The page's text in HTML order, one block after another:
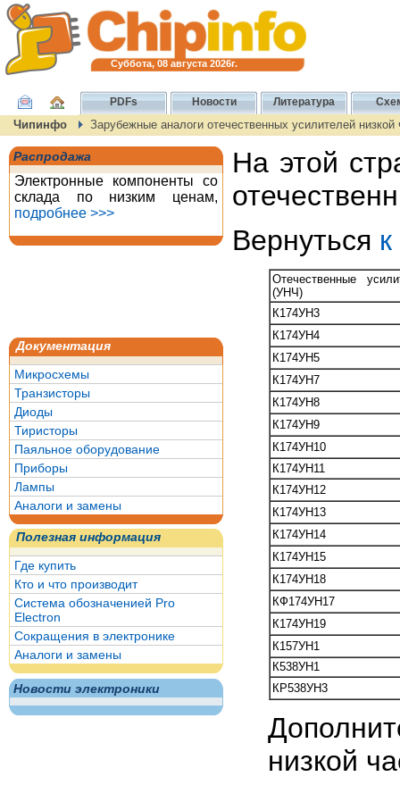
Суббота, 08 августа 2026г.
PDFs Новости Литература
Чипинфо Зарубежные аналоги отечественных усилителей
Распродажа
Электронные компоненты со
склада по низким ценам,
подробнее >>>
Документация
Микросхемы
Транзисторы
Диоды
Тиристоры
Паяльное оборудование
Приборы
Лампы
Аналоги и замены
Полезная информация
Где купить
Кто и что производит
Система обозначенией Pro
Electron
Сокращения в электронике
Аналоги и замены
Новости электроники
На этой
Вернуться
Отечественные
(УНЧ)
К174УН3
К174УН4
К174УН5
К174УН7
К174УН8
К174УН9
К174УН10
К174УН11
К174УН12
К174УН13
К174УН14
К174УН15
К174УН18
КФ174УН17
К174УН19
К157УН1
К538УН1
КР538УН3
низкой